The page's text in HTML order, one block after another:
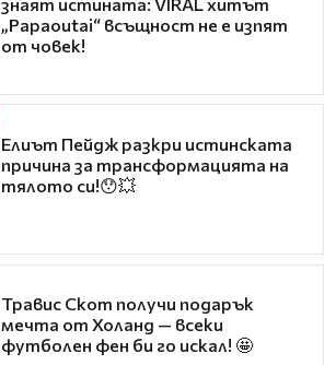
„Papaoutai“ всъщност не е изпят
от човек!
Елиът Пейдж разкри истинската
причина за трансформацията на
тялото си!😯💥
Травис Скот получи подарък
мечта от Холанд — всеки
футболен фен би го искал! 🤩